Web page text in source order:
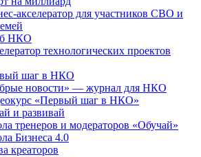
акселератор для участников СВО и
НКО
технологических проектов
шаг в НКО
новости» — журнал для НКО
«Первый шаг в НКО»
и развивай
тренеров и модераторов «Обучай»
Бизнеса 4.0
креаторов